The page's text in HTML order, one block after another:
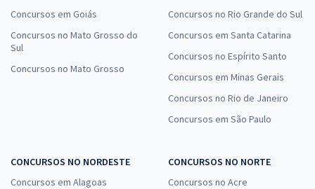
Concursos em Goiás
Concursos no Mato Grosso do
Sul
Concursos no Mato Grosso
Concursos no Rio Grande do Sul
Concursos em Santa Catarina
Concursos no Espírito Santo
Concursos em Minas Gerais
Concursos no Rio de Janeiro
Concursos em São Paulo
CONCURSOS NO NORDESTE
Concursos em Alagoas
CONCURSOS NO NORTE
Concursos no Acre